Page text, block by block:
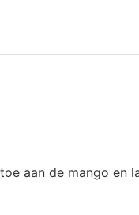
aan de mango en